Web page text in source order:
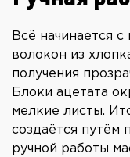
Всё начинается
волокон из
получения
Блоки ацетата
мелкие листы.
создаётся путём
ручной работы